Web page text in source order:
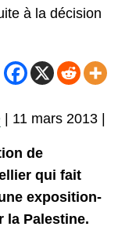
à la décision
| 11 mars 2013 |
de
qui fait
exposition-
la Palestine.